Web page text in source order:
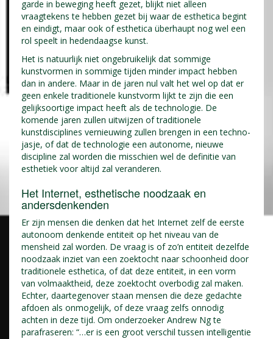
garde in beweging heeft gezet, blijkt niet alleen
vraagtekens te hebben gezet bij waar de esthetica begint
en eindigt, maar ook of esthetica überhaupt nog wel een
rol speelt in hedendaagse kunst.
Het is natuurlijk niet ongebruikelijk dat sommige
kunstvormen in sommige tijden minder impact hebben
dan in andere. Maar in de jaren nul valt het wel op dat er
geen enkele traditionele kunstvorm lijkt te zijn die een
gelijksoortige impact heeft als de technologie. De
komende jaren zullen uitwijzen of traditionele
kunstdisciplines vernieuwing zullen brengen in een techno-
jasje, of dat de technologie een autonome, nieuwe
discipline zal worden die misschien wel de definitie van
esthetiek voor altijd zal veranderen.
Het Internet, esthetische noodzaak en
andersdenkenden
Er zijn mensen die denken dat het Internet zelf de eerste
autonoom denkende entiteit op het niveau van de
mensheid zal worden. De vraag is of zo’n entiteit dezelfde
noodzaak inziet van een zoektocht naar schoonheid door
traditionele esthetica, of dat deze entiteit, in een vorm
van volmaaktheid, deze zoektocht overbodig zal maken.
Echter, daartegenover staan mensen die deze gedachte
afdoen als onmogelijk, of deze vraag zelfs onnodig
achten in deze tijd. Om onderzoeker Andrew Ng te
parafraseren: “…er is een groot verschil tussen intelligentie